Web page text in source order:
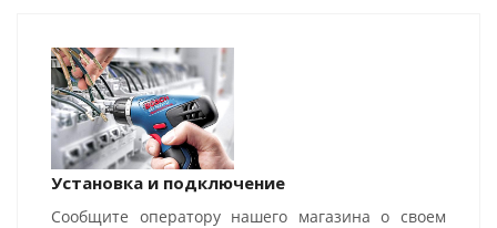
Установка и подключение
Сообщите оператору нашего магазина о своем